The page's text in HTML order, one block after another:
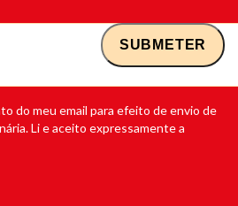
do meu email para efeito de envio de
Li e aceito expressamente a